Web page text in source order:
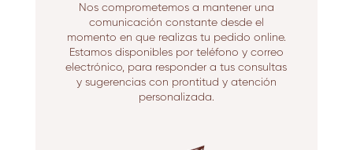
Nos comprometemos a mantener una
comunicación constante desde el
momento en que realizas tu pedido online.
Estamos disponibles por teléfono y correo
electrónico, para responder a tus consultas
y sugerencias con prontitud y atención
personalizada.